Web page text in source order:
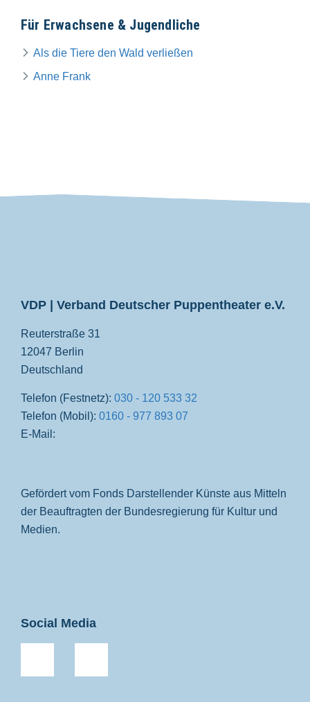
Für Erwachsene & Jugendliche
Als die Tiere den Wald verließen
Anne Frank
VDP | Verband Deutscher Puppentheater e.V.
Reuterstraße 31
12047 Berlin
Deutschland
Telefon (Festnetz): 030 - 120 533 32
Telefon (Mobil): 0160 - 977 893 07
E-Mail:
Gefördert vom Fonds Darstellender Künste aus Mitteln
der Beauftragten der Bundesregierung für Kultur und
Medien.
Social Media